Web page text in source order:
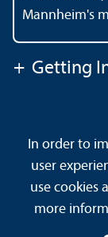
Mannheim's
+ Getting
Data
Sitemap
In order to
user
use cookies
more